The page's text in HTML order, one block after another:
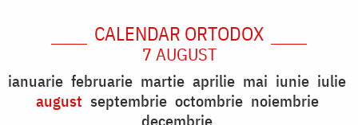
CALENDAR ORTODOX
7 AUGUST
ianuarie februarie martie aprilie mai iunie iulie
august septembrie octombrie noiembrie